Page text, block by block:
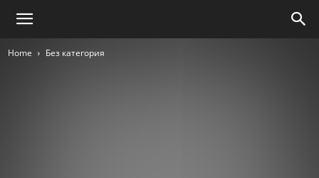
Home Без категория